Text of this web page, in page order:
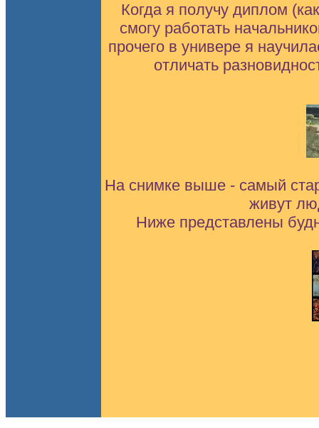
Когда я получу диплом
смогу работать
прочего в универе я
отличать
На снимке выше - самый
живут
Ниже представлены